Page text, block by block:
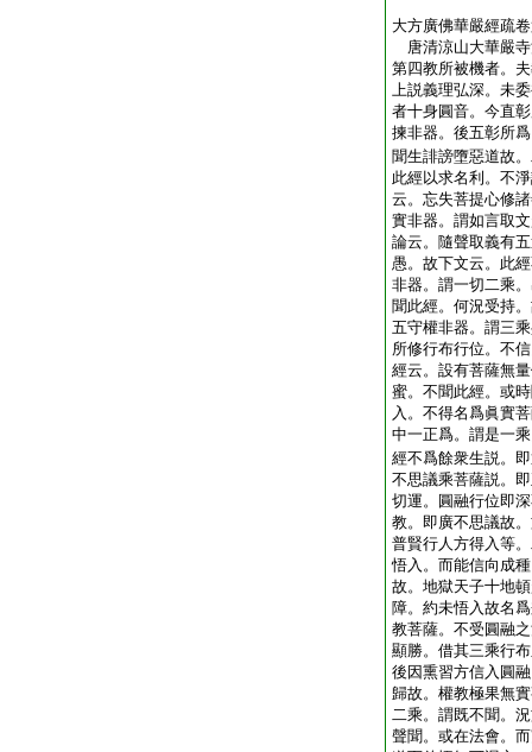
大方廣佛華嚴經疏
唐清涼山大華嚴
第四教所被機者。
上説義理弘深。未
者十身圓音。今直
揀非器。後五彰所
聞生誹謗墮惡道故
此經以求名利。不
云。忘失菩提心修
實非器。謂如言取
論云。隨聲取義有
愚。故下文云。此
非器。謂一切二乘
聞此經。何況受持
五守權非器。謂三
所修行布行位。不
經云。設有菩薩無
蜜。不聞此經。或
入。不得名爲眞實
中一正爲。謂是一
經不爲餘衆生説。
不思議乘菩薩説。
切運。圓融行位即
教。即廣不思議故
普賢行人方得入等
悟入。而能信向成
故。地獄天子十地
障。約未悟入故名
教菩薩。不受圓融
顯勝。借其三乘行
後因熏習方信入圓
歸故。權教極果無
二乘。謂既不聞。
聲聞。或在法會。